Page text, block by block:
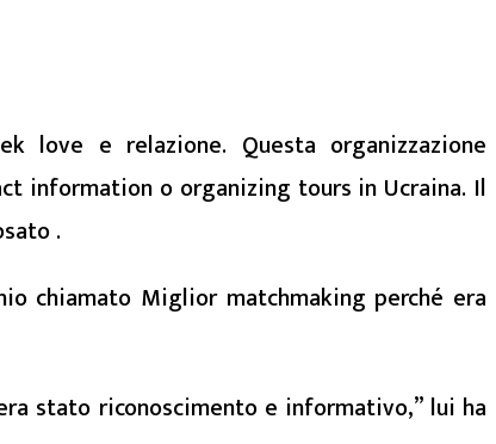
love e relazione. Questa organizzazione
information o organizing tours in Ucraina. Il
.
chiamato Miglior matchmaking perché era
stato riconoscimento e informativo,” lui ha